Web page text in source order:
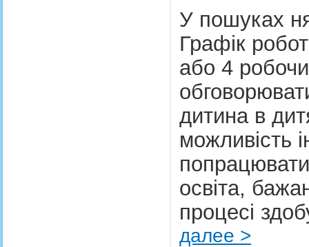
У пошуках
Графік
або 4
дитина в
можливість
освіта,
процесі
далее >